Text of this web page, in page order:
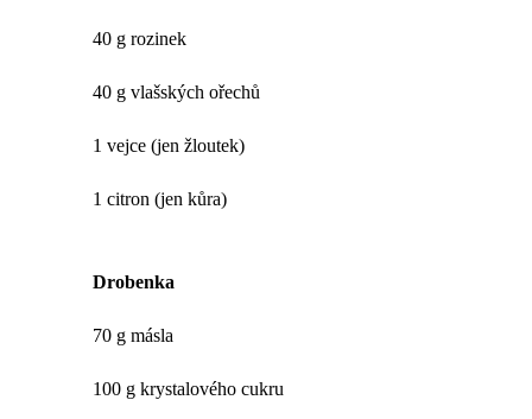
40 g rozinek
40 g vlašských ořechů
1 vejce (jen žloutek)
1 citron (jen kůra)
Drobenka
70 g másla
100 g krystalového cukru